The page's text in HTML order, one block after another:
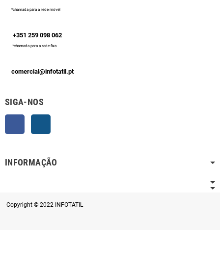
*chamada para a rede móvel
+351 259 098 062
*chamada para a rede fixa
comercial@infotatil.pt
SIGA-NOS
INFORMAÇÃO
Copyright © 2022 INFOTATIL